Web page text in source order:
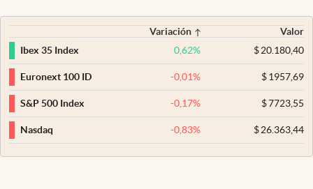
Variación
Valor
Ibex 35 Index
0,62% $20.180,40
Euronext 100 ID -0,01% $1957,69
S&P 500 Index -0,17% $7723,55
Nasdaq -0,83% $26.363,44